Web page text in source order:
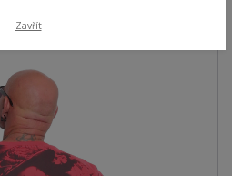
Zavřít